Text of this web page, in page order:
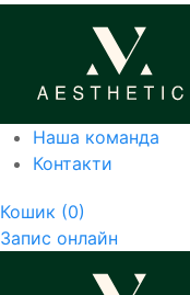
Наша команда
Контакти
Кошик (0)
Запис онлайн